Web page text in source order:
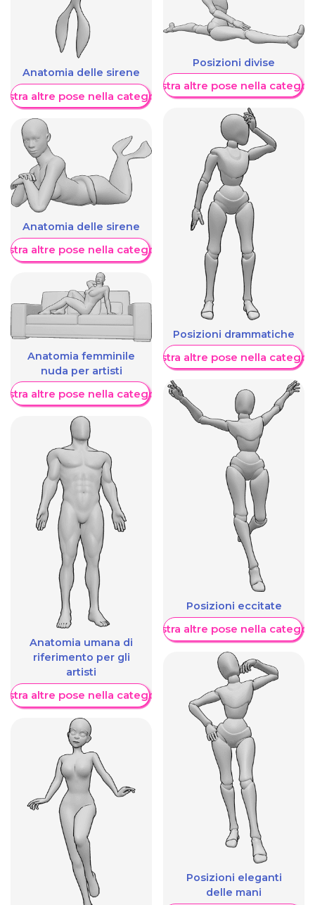
Anatomia delle sirene
altre pose nella categoria
Anatomia delle sirene
altre pose nella categoria
Anatomia femminile
nuda per artisti
altre pose nella categoria
Anatomia umana di
riferimento per gli
artisti
altre pose nella categoria
Posizioni divise
Mostra altre pose nella
Posizioni drammatiche
Mostra altre pose nella
Posizioni eccitate
Mostra altre pose nella
Posizioni eleganti
delle mani